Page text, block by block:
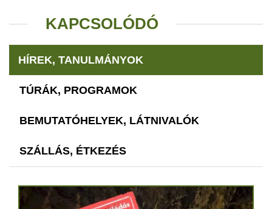
KAPCSOLÓDÓ
HÍREK, TANULMÁNYOK
TÚRÁK, PROGRAMOK
BEMUTATÓHELYEK, LÁTNIVALÓK
SZÁLLÁS, ÉTKEZÉS